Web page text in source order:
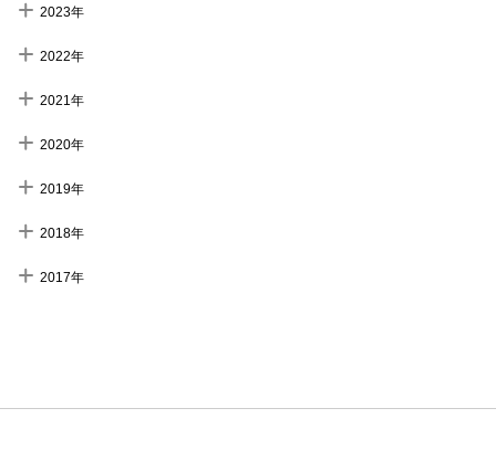
2023年
2022年
2021年
2020年
2019年
2018年
2017年